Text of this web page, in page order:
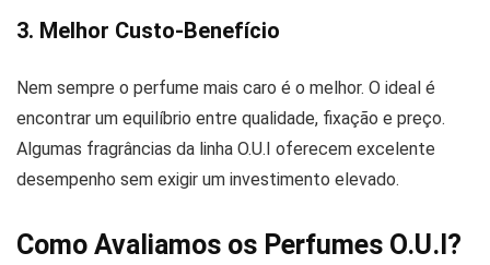
3. Melhor Custo-Benefício
Nem sempre o perfume mais caro é o melhor. O ideal é
encontrar um equilíbrio entre qualidade, fixação e preço.
Algumas fragrâncias da linha O.U.I oferecem excelente
desempenho sem exigir um investimento elevado.
Como Avaliamos os Perfumes O.U.I?